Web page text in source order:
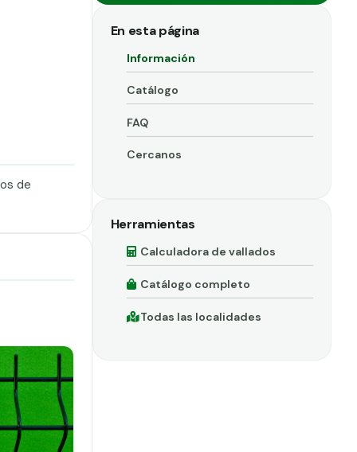
de
En esta página
Información
Catálogo
FAQ
Cercanos
Herramientas
Calculadora de vallados
Catálogo completo
Todas las localidades